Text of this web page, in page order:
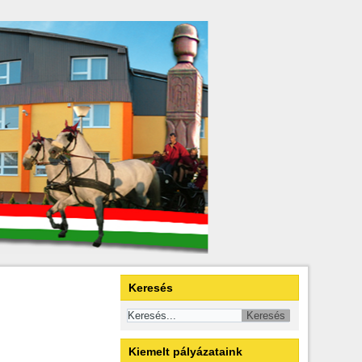
Keresés
Kiemelt pályázataink